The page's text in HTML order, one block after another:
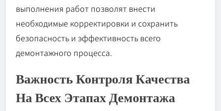
выполнения работ позволят внести
необходимые корректировки и сохранить
безопасность и эффективность всего
демонтажного процесса.
Важность Контроля Качества
На Всех Этапах Демонтажа